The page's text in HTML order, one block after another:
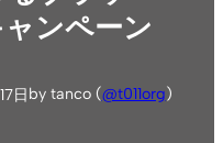
ンペーン
日by tanco (@t011org)